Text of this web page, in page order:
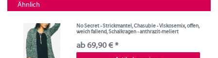
Ähnlich
No Secret - Strickmantel, Chasuble - Viskosemix, offen,
weich fallend, Schalkragen - anthrazit-meliert
ab 69,90 € *